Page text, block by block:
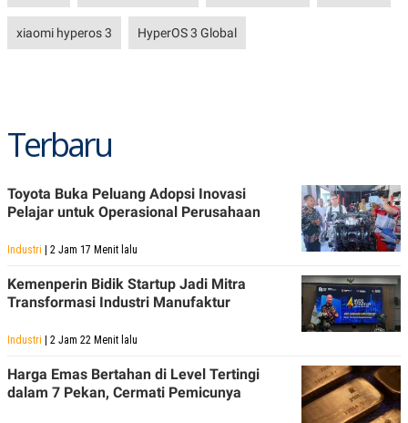
xiaomi hyperos 3 HyperOS 3 Global
Terbaru
Toyota Buka Peluang Adopsi Inovasi
Pelajar untuk Operasional Perusahaan
Industri | 2 Jam 17 Menit lalu
Kemenperin Bidik Startup Jadi Mitra
Transformasi Industri Manufaktur
Industri | 2 Jam 22 Menit lalu
Harga Emas Bertahan di Level Tertingi
dalam 7 Pekan, Cermati Pemicunya